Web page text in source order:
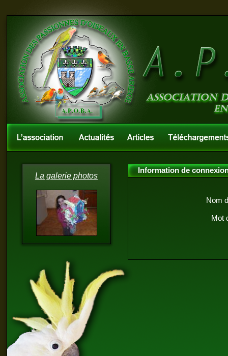
La galerie photos
Information de
Nom
Mot